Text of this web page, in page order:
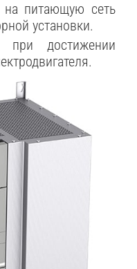
на питающую сеть
установки.
при достижении